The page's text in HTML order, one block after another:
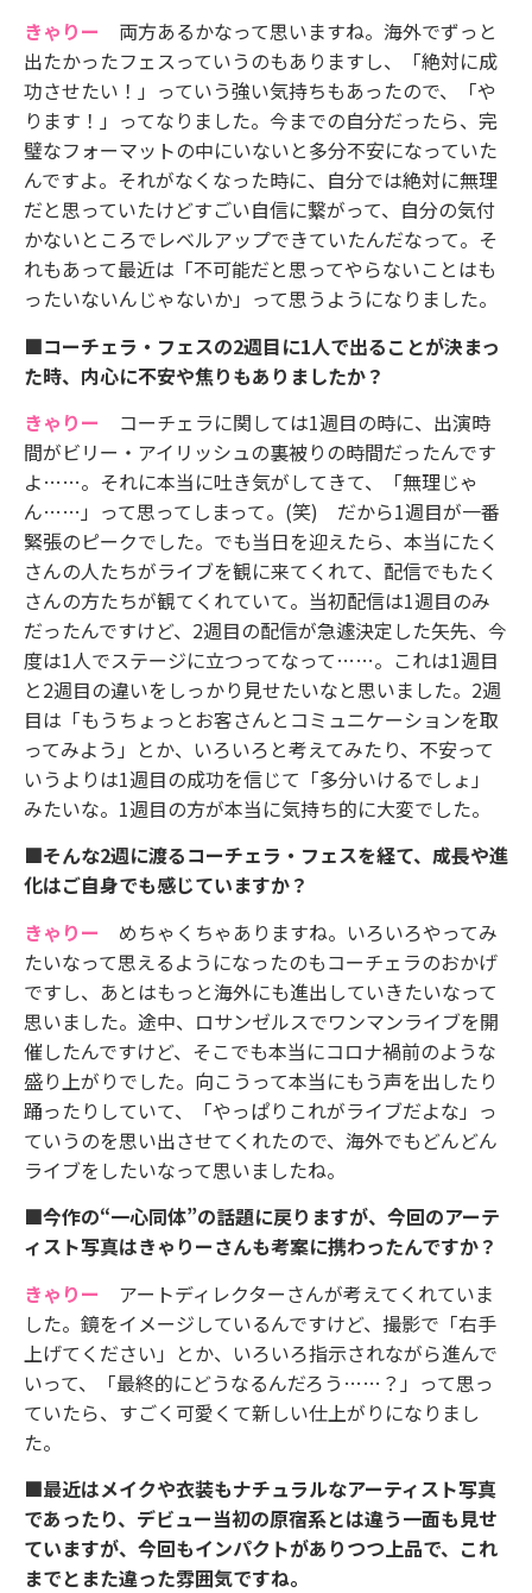
きゃりー 両方あるかなって思いますね。海外でずっと
出たかったフェスっていうのもありますし、「絶対に成
功させたい！」っていう強い気持ちもあったので、「や
ります！」ってなりました。今までの自分だったら、完
璧なフォーマットの中にいないと多分不安になっていた
んですよ。それがなくなった時に、自分では絶対に無理
だと思っていたけどすごい自信に繋がって、自分の気付
かないところでレベルアップできていたんだなって。そ
れもあって最近は「不可能だと思ってやらないことはも
ったいないんじゃないか」って思うようになりました。
■コーチェラ・フェスの2週目に1人で出ることが決まっ
た時、内心に不安や焦りもありましたか？
きゃりー コーチェラに関しては1週目の時に、出演時
間がビリー・アイリッシュの裏被りの時間だったんです
よ……。それに本当に吐き気がしてきて、「無理じゃ
ん……」って思ってしまって。(笑) だから1週目が一番
緊張のピークでした。でも当日を迎えたら、本当にたく
さんの人たちがライブを観に来てくれて、配信でもたく
さんの方たちが観てくれていて。当初配信は1週目のみ
だったんですけど、2週目の配信が急遽決定した矢先、今
度は1人でステージに立つってなって……。これは1週目
と2週目の違いをしっかり見せたいなと思いました。2週
目は「もうちょっとお客さんとコミュニケーションを取
ってみよう」とか、いろいろと考えてみたり、不安って
いうよりは1週目の成功を信じて「多分いけるでしょ」
みたいな。1週目の方が本当に気持ち的に大変でした。
■そんな2週に渡るコーチェラ・フェスを経て、成長や進
化はご自身でも感じていますか？
きゃりー めちゃくちゃありますね。いろいろやってみ
たいなって思えるようになったのもコーチェラのおかげ
ですし、あとはもっと海外にも進出していきたいなって
思いました。途中、ロサンゼルスでワンマンライブを開
催したんですけど、そこでも本当にコロナ禍前のような
盛り上がりでした。向こうって本当にもう声を出したり
踊ったりしていて、「やっぱりこれがライブだよな」っ
ていうのを思い出させてくれたので、海外でもどんどん
ライブをしたいなって思いましたね。
■今作の“一心同体”の話題に戻りますが、今回のアーテ
ィスト写真はきゃりーさんも考案に携わったんですか？
きゃりー アートディレクターさんが考えてくれていま
した。鏡をイメージしているんですけど、撮影で「右手
上げてください」とか、いろいろ指示されながら進んで
いって、「最終的にどうなるんだろう……？」って思っ
ていたら、すごく可愛くて新しい仕上がりになりまし
た。
■最近はメイクや衣装もナチュラルなアーティスト写真
であったり、デビュー当初の原宿系とは違う一面も見せ
ていますが、今回もインパクトがありつつ上品で、これ
までとまた違った雰囲気ですね。